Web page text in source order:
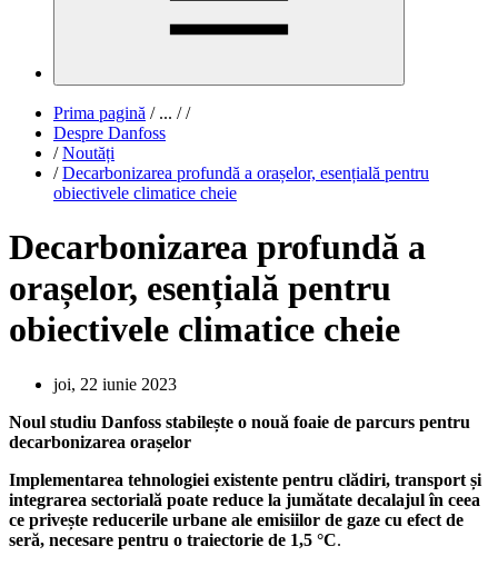
Prima pagină /... / /
Despre Danfoss
/ Noutăți
/ Decarbonizarea profundă a orașelor, esențială pentru
obiectivele climatice cheie
Decarbonizarea profundă a
orașelor, esențială pentru
obiectivele climatice cheie
joi, 22 iunie 2023
Noul studiu Danfoss stabilește o nouă foaie de parcurs pentru
decarbonizarea orașelor
Implementarea tehnologiei existente pentru clădiri, transport și
integrarea sectorială poate reduce la jumătate decalajul în ceea
ce privește reducerile urbane ale emisiilor de gaze cu efect de
seră, necesare pentru o traiectorie de 1,5 °C.